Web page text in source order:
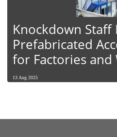
Knockdown Staff
Prefabricated
for Factories and
13 Aug 2025